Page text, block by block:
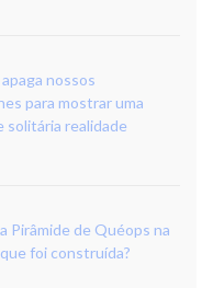
nossos
para mostrar uma
solitária realidade
Pirâmide de Quéops na
foi construída?